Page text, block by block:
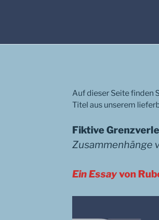
Auf dieser Seite finden
Titel aus unserem
Fiktive
Zusammenhänge
Ein Essayvon